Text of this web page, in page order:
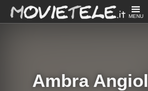
MENU
Ambra